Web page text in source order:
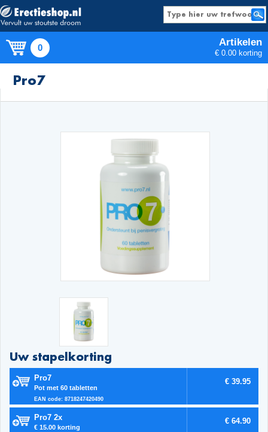
0 Artikelen
€ 0.00 korting
Pro7
Uw stapelkorting
Pro7
Pot met 60 tabletten
EAN code: 8718247420490
€ 39.95
Pro7 2x
€ 15.00 korting
€ 64.90